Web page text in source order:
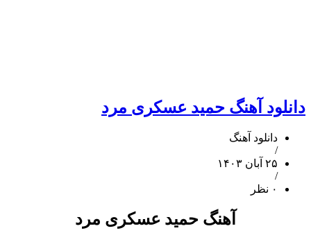
دانلود آهنگ حمید عسکری مرد
دانلود آهنگ
/
۲۵ آبان ۱۴۰۳
/
۰ نظر
آهنگ حمید عسکری مرد